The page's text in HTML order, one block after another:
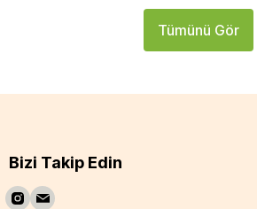
Tümünü Gör
Bizi Takip Edin